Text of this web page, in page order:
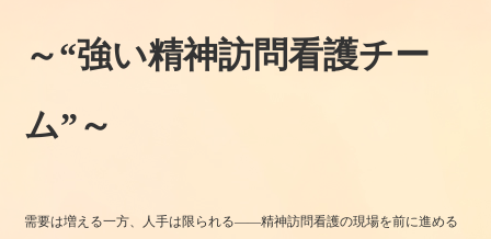
～“強い精神訪問看護チー
ム”～
需要は増える一方、人手は限られる——精神訪問看護の現場を前に進める